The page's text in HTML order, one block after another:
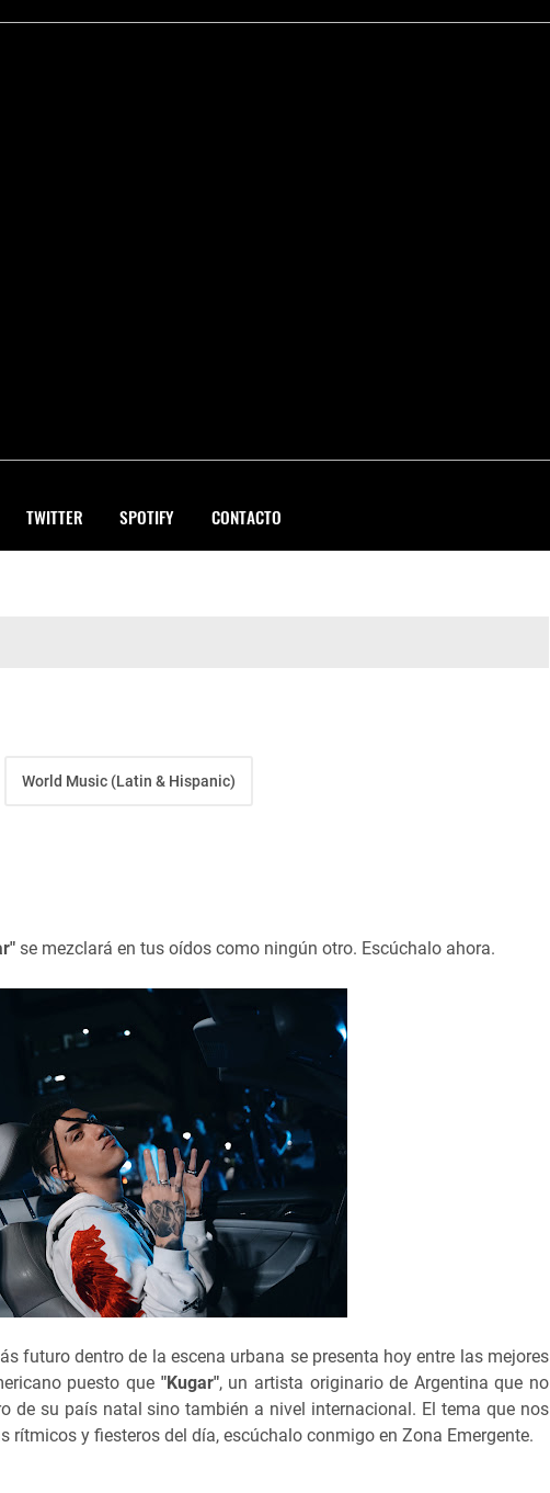
TWITTER SPOTIFY CONTACTO
World Music (Latin & Hispanic)
se mezclará en tus oídos como ningún otro. Escúchalo ahora.
futuro dentro de la escena urbana se presenta hoy entre las mejores
puesto que "Kugar", un artista originario de Argentina que no
de su país natal sino también a nivel internacional. El tema que nos
rítmicos y fiesteros del día, escúchalo conmigo en Zona Emergente.